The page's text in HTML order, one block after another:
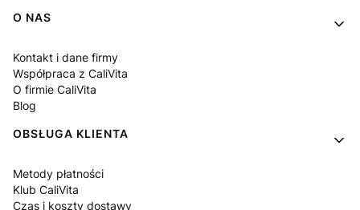
Linki w stopce
O NAS
Kontakt i dane firmy
Współpraca z CaliVita
O firmie CaliVita
Blog
OBSŁUGA KLIENTA
Metody płatności
Klub CaliVita
Czas i koszty dostawy